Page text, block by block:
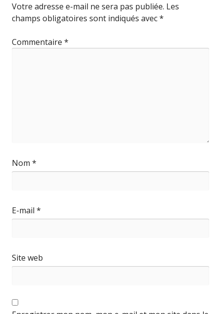
Votre adresse e-mail ne sera pas publiée. Les
champs obligatoires sont indiqués avec*
Commentaire *
Nom *
E-mail *
Site web